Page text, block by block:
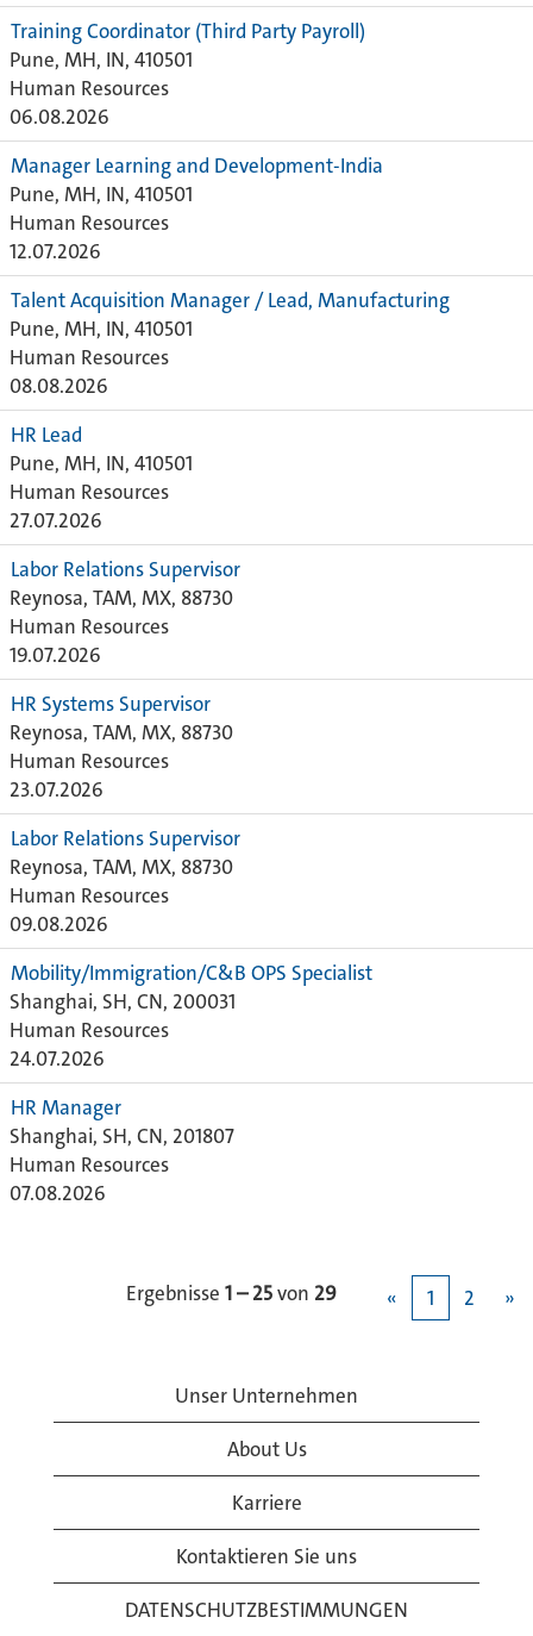
Training Coordinator (Third Party Payroll)
Pune, MH, IN, 410501
Human Resources
06.08.2026
Manager Learning and Development-India
Pune, MH, IN, 410501
Human Resources
12.07.2026
Talent Acquisition Manager / Lead, Manufacturing
Pune, MH, IN, 410501
Human Resources
08.08.2026
HR Lead
Pune, MH, IN, 410501
Human Resources
27.07.2026
Labor Relations Supervisor
Reynosa, TAM, MX, 88730
Human Resources
19.07.2026
HR Systems Supervisor
Reynosa, TAM, MX, 88730
Human Resources
23.07.2026
Labor Relations Supervisor
Reynosa, TAM, MX, 88730
Human Resources
09.08.2026
Mobility/Immigration/C&B OPS Specialist
Shanghai, SH, CN, 200031
Human Resources
24.07.2026
HR Manager
Shanghai, SH, CN, 201807
Human Resources
07.08.2026
Ergebnisse 1 – 25von 29 « 1 2 »
Unser Unternehmen
About Us
Karriere
Kontaktieren Sie uns
DATENSCHUTZBESTIMMUNGEN